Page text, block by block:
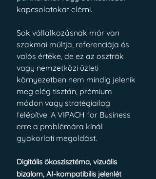
kapcsolatokat elérni.
Sok vállalkozásnak már van
szakmai múltja, referenciája és
valós értéke, de ez az osztrák
vagy nemzetközi üzleti
környezetben nem mindig jelenik
meg elég tisztán, prémium
módon vagy stratégiailag
felépítve. A VIPACH for Business
erre a problémára kínál
gyakorlati megoldást.
Digitális ökoszisztéma, vizuális
bizalom, AI-kompatibilis jelenlét